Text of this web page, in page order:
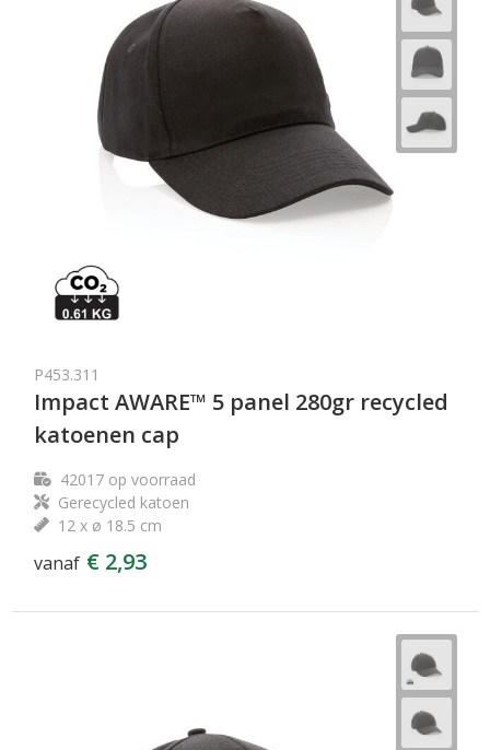
P453.311
Impact AWARE™ 5 panel 280gr recycled
katoenen cap
42017op voorraad
Gerecycled katoen
12 x ø 18.5 cm
vanaf € 2,93